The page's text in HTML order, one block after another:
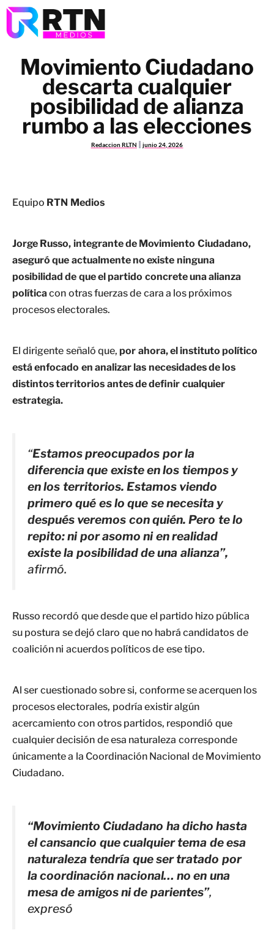
Movimiento Ciudadano
descarta cualquier
posibilidad de alianza
rumbo a las elecciones
Redaccion RLTN junio 24, 2026
Equipo RTN Medios
Jorge Russo, integrante de Movimiento Ciudadano,
aseguró que actualmente no existe ninguna
posibilidad de que el partido concrete una alianza
políticacon otras fuerzas de cara a los próximos
procesos electorales.
El dirigente señaló que,por ahora, el instituto político
está enfocado en analizar las necesidades de los
distintos territorios antes de definir cualquier
estrategia.
“Estamos preocupados por la
diferencia que existe en los tiempos y
en los territorios. Estamos viendo
primero qué es lo que se necesita y
después veremos con quién. Pero te lo
repito: ni por asomo ni en realidad
existe la posibilidad de una alianza”,
afirmó.
Russo recordó que desde que el partido hizo pública
su postura se dejó claro que no habrá candidatos de
coalición ni acuerdos políticos de ese tipo.
Al ser cuestionado sobre si, conforme se acerquen los
procesos electorales, podría existir algún
acercamiento con otros partidos, respondió que
cualquier decisión de esa naturaleza corresponde
únicamente a la Coordinación Nacional de Movimiento
Ciudadano.
“Movimiento Ciudadano ha dicho hasta
el cansancio que cualquier tema de esa
naturaleza tendría que ser tratado por
la coordinación nacional… no en una
mesa de amigos ni de parientes”,
expresó